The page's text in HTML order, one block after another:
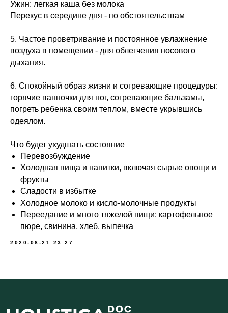
Ужин: легкая каша без молока
Перекус в середине дня - по обстоятельствам
5. Частое проветривание и постоянное увлажнение
воздуха в помещении - для облегчения носового
дыхания.
6. Спокойный образ жизни и согревающие процедуры:
горячие ванночки для ног, согревающие бальзамы,
погреть ребенка своим теплом, вместе укрывшись
одеялом.
Что будет ухудшать состояние
Перевозбуждение
Холодная пища и напитки, включая сырые овощи и
фрукты
Сладости в избытке
Холодное молоко и кисло-молочные продукты
Переедание и много тяжелой пищи: картофельное
пюре, свинина, хлеб, выпечка
2020-08-21 23:27
© 2026 HOLISTICA.
все права защищены.
Юридическая информация
ОГРНИП 320784700135283
Специальный раздел сайта
ИНН 780514759572
Положение об акциях
Политика обработки данных